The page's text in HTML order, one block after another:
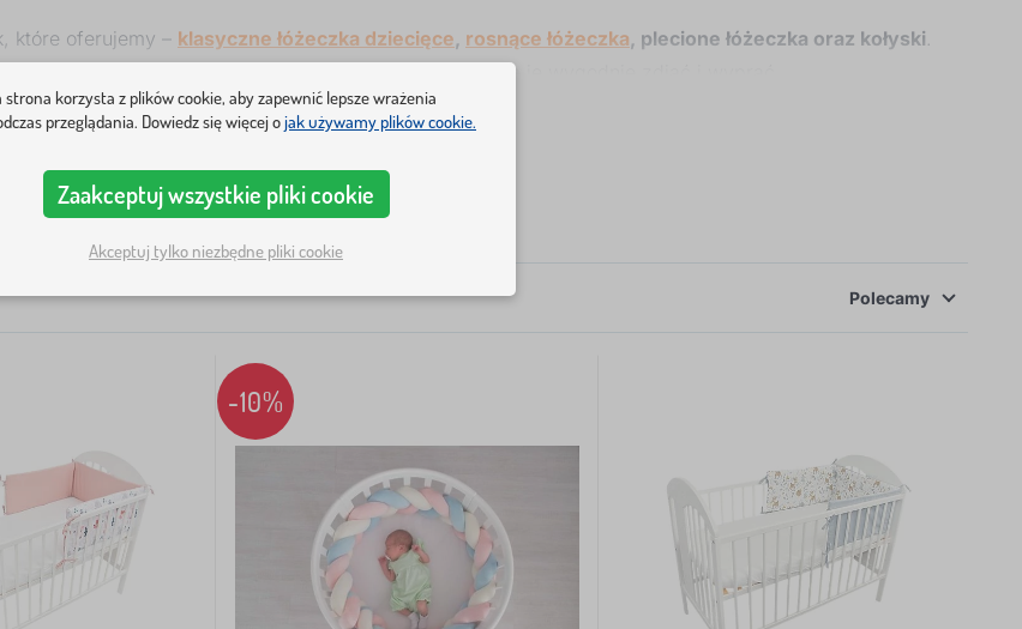
które oferujemy – klasyczne łóżeczka dziecięce, rosnące łóżeczka, plecione łóżeczka oraz kołyski.
, łatwo je przymocować, a w razie potrzeby można je wygodnie zdjąć i wyprać.
-10%
strona korzysta z plików cookie, aby zapewnić lepsze wrażenia
przeglądania. Dowiedz się więcej ojak używamy plików cookie.
Zaakceptuj wszystkie pliki cookie
Akceptuj tylko niezbędne pliki cookie